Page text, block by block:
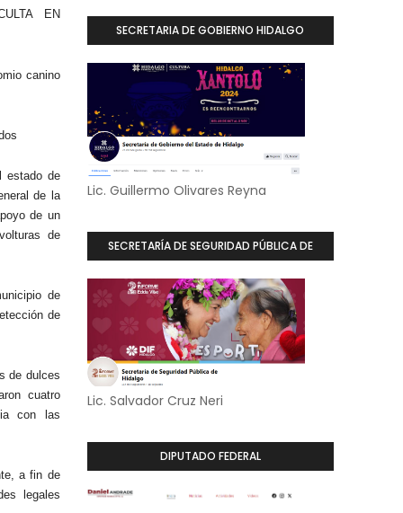
EN
canino
estado de
de la
de un
de
de
de
de dulces
cuatro
con las
a fin de
legales
SECRETARIA DE GOBIERNO HIDALGO
Lic. Guillermo Olivares Reyna
SECRETARÍA DE SEGURIDAD PÚBLICA DE
Lic. Salvador Cruz Neri
DIPUTADO FEDERAL